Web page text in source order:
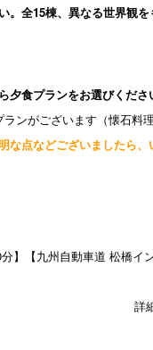
全15棟、異なる世界観を
夕食プランをお選びくださ
ンがございます（懐石料
な点などございましたら、
】【九州自動車道 松橋
詳